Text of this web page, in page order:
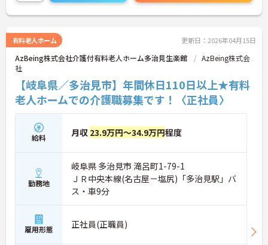
有料老人ホーム 更新日：2026年04月15日
AzBeing株式会社介護付有料老人ホーム多治見生楽館
AzBeing株式会
社
【岐阜県／多治見市】年間休日110日以上★有料
老人ホームでの介護職募集です！〈正社員〉
給料 月収 23.9万円～34.9万円程度
勤務地
岐阜県 多治見市 滝呂町1-79-1
ＪＲ中央本線(名古屋－塩尻)「多治見駅」バ
ス・車9分
雇用形態 正社員(正職員)